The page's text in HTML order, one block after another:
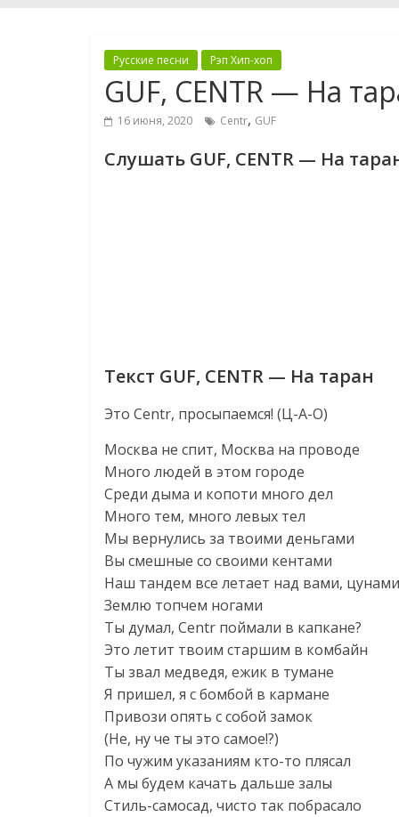
Русские песни Рэп Хип-хоп
GUF, CENTR — На
16 июня, 2020 Centr, GUF
Слушать GUF, CENTR — На
Текст GUF, CENTR — На таран
Это Centr, просыпаемся! (Ц-А-О)
Москва не спит, Москва на проводе
Много людей в этом городе
Среди дыма и копоти много дел
Много тем, много левых тел
Мы вернулись за твоими деньгами
Вы смешные со своими кентами
Наш тандем все летает над вами, цунами
Землю топчем ногами
Ты думал, Centr поймали в капкане?
Это летит твоим старшим в комбайн
Ты звал медведя, ежик в тумане
Я пришел, я с бомбой в кармане
Привози опять с собой замок
(Не, ну че ты это самое!?)
По чужим указаниям кто-то плясал
А мы будем качать дальше залы
Стиль-самосад, чисто так побрасало